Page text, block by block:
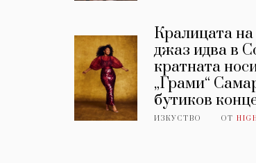
Кралицата
джаз идва в
кратната
„Грами“
бутиков
ИЗКУСТВО ОТ